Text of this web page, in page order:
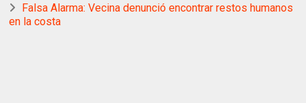
Falsa Alarma: Vecina denunció encontrar restos humanos
en la costa